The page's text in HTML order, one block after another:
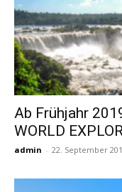
Ab Frühjahr
WORLD
admin - 22. September